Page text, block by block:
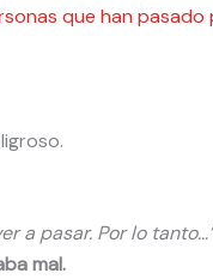
que han pasado
a pasar. Por lo
mal.